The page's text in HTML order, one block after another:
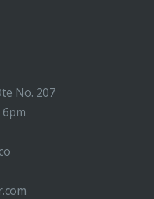
No. 207
6pm